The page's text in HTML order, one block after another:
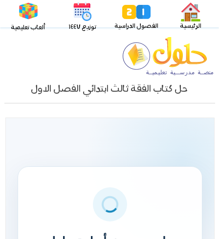
الرئيسية الفصول الدراسية توزيع ١٤٤٧ ألعاب تعليمية
حل كتاب الفقة ثالث ابتدائي الفصل الاول